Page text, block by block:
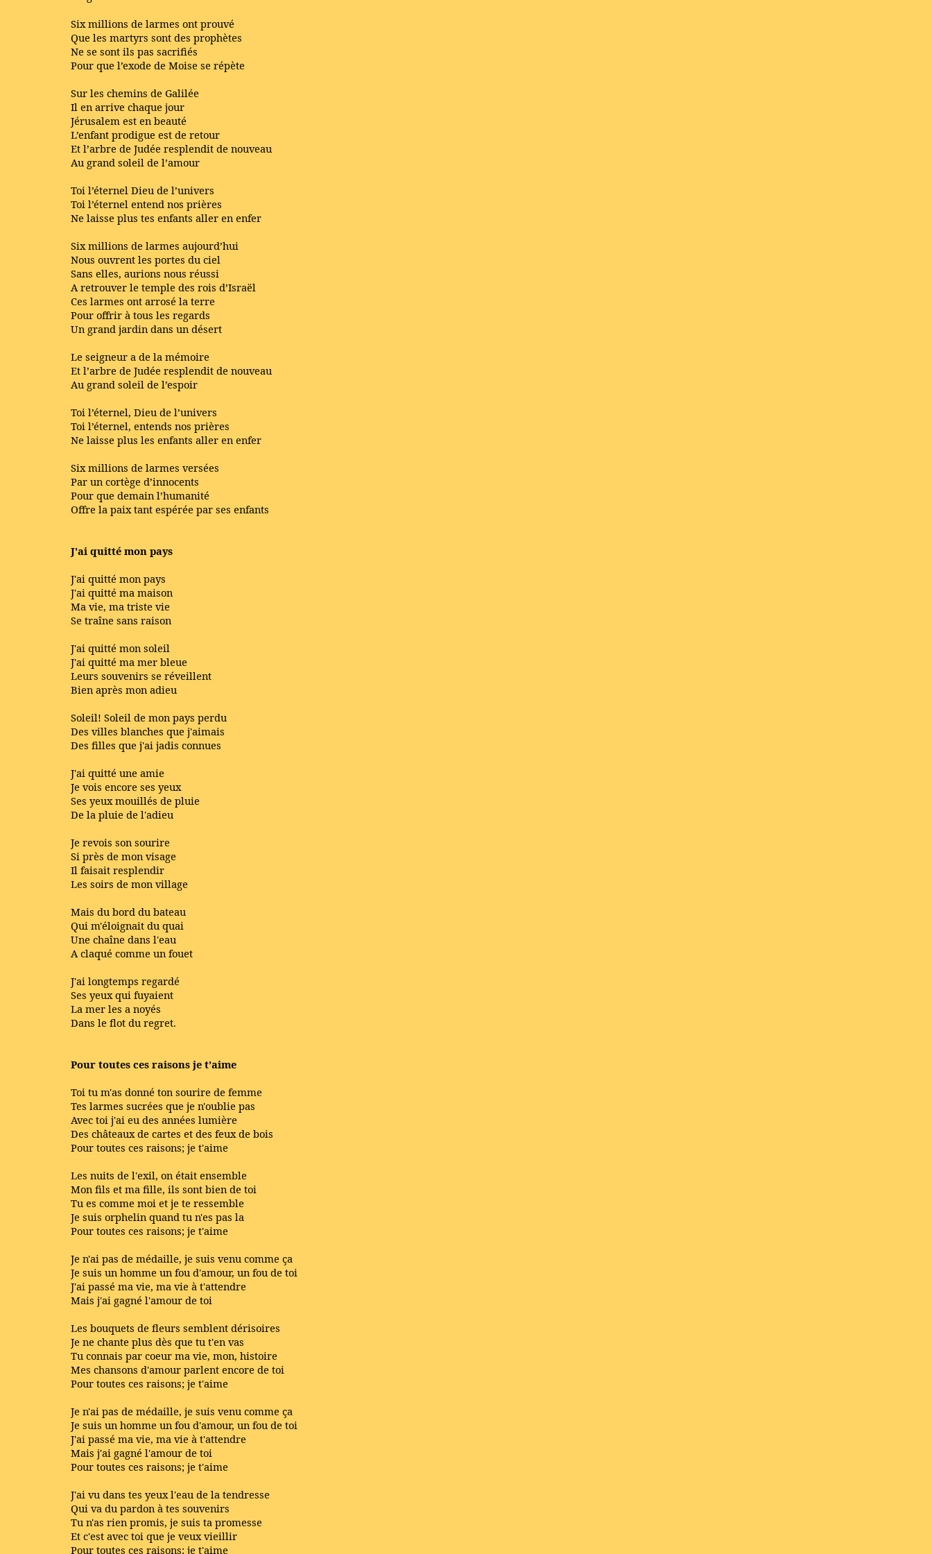
Six millions de larmes ont prouvé
Que les martyrs sont des prophètes
Ne se sont ils pas sacrifiés
Pour que l’exode de Moise se répète
Sur les chemins de Galilée
Il en arrive chaque jour
Jérusalem est en beauté
L’enfant prodigue est de retour
Et l’arbre de Judée resplendit de nouveau
Au grand soleil de l’amour
Toi l’éternel Dieu de l’univers
Toi l’éternel entend nos prières
Ne laisse plus tes enfants aller en enfer
Six millions de larmes aujourd’hui
Nous ouvrent les portes du ciel
Sans elles, aurions nous réussi
A retrouver le temple des rois d’Israël
Ces larmes ont arrosé la terre
Pour offrir à tous les regards
Un grand jardin dans un désert
Le seigneur a de la mémoire
Et l’arbre de Judée resplendit de nouveau
Au grand soleil de l’espoir
Toi l’éternel, Dieu de l’univers
Toi l’éternel, entends nos prières
Ne laisse plus les enfants aller en enfer
Six millions de larmes versées
Par un cortège d’innocents
Pour que demain l’humanité
Offre la paix tant espérée par ses enfants
J'ai quitté mon pays
J'ai quitté mon pays
J'ai quitté ma maison
Ma vie, ma triste vie
Se traîne sans raison
J'ai quitté mon soleil
J'ai quitté ma mer bleue
Leurs souvenirs se réveillent
Bien après mon adieu
Soleil! Soleil de mon pays perdu
Des villes blanches que j'aimais
Des filles que j'ai jadis connues
J'ai quitté une amie
Je vois encore ses yeux
Ses yeux mouillés de pluie
De la pluie de l'adieu
Je revois son sourire
Si près de mon visage
Il faisait resplendir
Les soirs de mon village
Mais du bord du bateau
Qui m'éloignait du quai
Une chaîne dans l'eau
A claqué comme un fouet
J'ai longtemps regardé
Ses yeux qui fuyaient
La mer les a noyés
Dans le flot du regret.
Pour toutes ces raisons je t’aime
Toi tu m'as donné ton sourire de femme
Tes larmes sucrées que je n'oublie pas
Avec toi j'ai eu des années lumière
Des châteaux de cartes et des feux de bois
Pour toutes ces raisons; je t'aime
Les nuits de l'exil, on était ensemble
Mon fils et ma fille, ils sont bien de toi
Tu es comme moi et je te ressemble
Je suis orphelin quand tu n'es pas la
Pour toutes ces raisons; je t'aime
Je n'ai pas de médaille, je suis venu comme ça
Je suis un homme un fou d'amour, un fou de toi
J'ai passé ma vie, ma vie à t'attendre
Mais j'ai gagné l'amour de toi
Les bouquets de fleurs semblent dérisoires
Je ne chante plus dès que tu t'en vas
Tu connais par coeur ma vie, mon, histoire
Mes chansons d'amour parlent encore de toi
Pour toutes ces raisons; je t'aime
Je n'ai pas de médaille, je suis venu comme ça
Je suis un homme un fou d'amour, un fou de toi
J'ai passé ma vie, ma vie à t'attendre
Mais j'ai gagné l'amour de toi
Pour toutes ces raisons; je t'aime
J'ai vu dans tes yeux l'eau de la tendresse
Qui va du pardon à tes souvenirs
Tu n'as rien promis, je suis ta promesse
Et c'est avec toi que je veux vieillir
Pour toutes ces raisons; je t'aime